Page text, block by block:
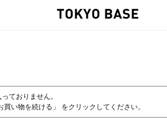
ておりません。
い物を続ける」 をクリックしてください。